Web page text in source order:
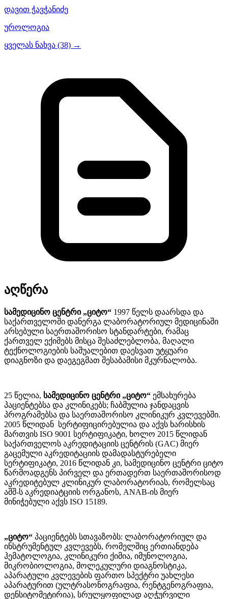
დავით ჭავჭანიძე
უროლოგია
ყველას ნახვა (38) →
აღწერა
სამედიცინო ცენტრი „ციტო“ 1997 წელს დაარსდა და
საქართველოში დანერგა ლაბორატორიულ მედიცინაში
არსებული საერთაშორისო სტანდარტები, რამაც
ქართველ ექიმებს მისცა შესაძლებლობა, მაღალი
ტექნოლოგიების საშუალებით დაესვათ უტყუარი
დიაგნოზი და დაეგეგმათ შესაბამისი მკურნალობა.
25 წელია, სამედიცინო ცენტრი „ციტო“ ემსახურება
პაციენტებსა და კლინიკებს; ჩაბმულია ჯანდაცვის
პროგრამებსა და საერთაშორისო კლინიკურ კვლევებში.
2005 წლიდან სერტიფიცირებულია და აქვს ხარისხის
მართვის ISO 9001 სერტიფიკატი, ხოლო 2015 წლიდან
საქართველოს აკრედიტაციის ცენტრის (GAC) მიერ
გაცემული აკრედიტაციის დამადასტურებელი
სერტიფიკატი, 2016 წლიდან კი, სამედიცინო ცენტრი ციტო
წარმოადგენს პირველ და ერთადერთ საერთაშორისოდ
აკრედიტებულ კლინიკურ ლაბორატორიას, რომელსაც
აშშ-ს აკრედიატციის ორგანოს, ANAB-ის მიერ
მინიჭებული აქვს ISO 15189.
„ციტო“ პაციენტებს სთავაზობს: ლაბორატორიულ და
ინსტრუმენტულ კვლევებს, რომელშიც ერთიანდება
ჰემატოლოგია, კლინიკური ქიმია, იმუნოლოგია,
მიკრობიოლოგია, მოლეკულური დიაგნოსტიკა,
აპარატული კვლევების ფართო სპექტრი უახლესი
აპარატურით (ულტრასონოგრაფია, რენტგენოგრაფია,
დენსიტომეტირია), სრულყოფილად აღჭურვილი